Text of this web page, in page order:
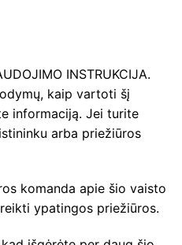
INSTRUKCIJA.
kaip vartoti šį
informaciją. Jei turite
arba priežiūros
komanda apie šio vaisto
ypatingos priežiūros.